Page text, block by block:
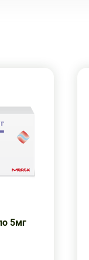
5мг